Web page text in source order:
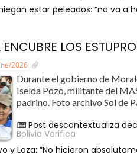
estar peleados: “no va a
LOS
2026
Durante el gobierno de
Iselda Pozo, militante del
padrino. Foto archivo Sol de
Post descontextualiza
Bolivia Verifica
y Loza: “No hicieron